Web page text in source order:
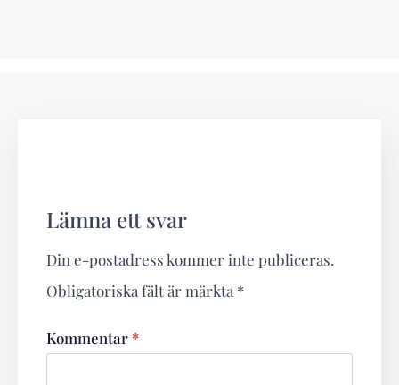
Lämna ett svar
Din e-postadress kommer inte publiceras.
Obligatoriska fält är märkta *
Kommentar *